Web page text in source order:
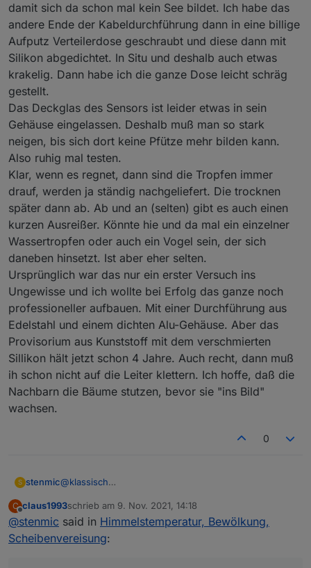
damit sich da schon mal kein See bildet. Ich habe das
andere Ende der Kabeldurchführung dann in eine billige
Aufputz Verteilerdose geschraubt und diese dann mit
Silikon abgedichtet. In Situ und deshalb auch etwas
krakelig. Dann habe ich die ganze Dose leicht schräg
gestellt.
Das Deckglas des Sensors ist leider etwas in sein
Gehäuse eingelassen. Deshalb muß man so stark
neigen, bis sich dort keine Pfütze mehr bilden kann.
Also ruhig mal testen.
Klar, wenn es regnet, dann sind die Tropfen immer
drauf, werden ja ständig nachgeliefert. Die trocknen
später dann ab. Ab und an (selten) gibt es auch einen
kurzen Ausreißer. Könnte hie und da mal ein einzelner
Wassertropfen oder auch ein Vogel sein, der sich
daneben hinsetzt. Ist aber eher selten.
Ursprünglich war das nur ein erster Versuch ins
Ungewisse und ich wollte bei Erfolg das ganze noch
professioneller aufbauen. Mit einer Durchführung aus
Edelstahl und einem dichten Alu-Gehäuse. Aber das
Provisorium aus Kunststoff mit dem verschmierten
Sillikon hält jetzt schon 4 Jahre. Auch recht, dann muß
ih schon nicht auf die Leiter klettern. Ich hoffe, daß die
Nachbarn die Bäume stutzen, bevor sie "ins Bild"
wachsen.
0
S stenmic@klassisch
Bei mir geht ESP Easy problemlos, der Sensor ist
schon im Paket drin.
Ich musste lediglich auf "Force Slow I2C speed"
C
Offline
claus1993schrieb am 9. Nov. 2021, 14:18
zuletzt editiert von
@stenmic said in Himmelstemperatur, Bewölkung,
Scheibenvereisung: